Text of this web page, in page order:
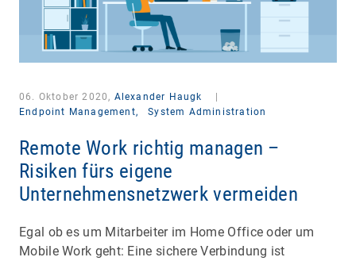
06. Oktober 2020, Alexander Haugk
Endpoint Management,
System Administration
Remote Work richtig managen –
Risiken fürs eigene
Unternehmensnetzwerk vermeiden
Egal ob es um Mitarbeiter im Home Office oder um
Mobile Work geht: Eine sichere Verbindung ist